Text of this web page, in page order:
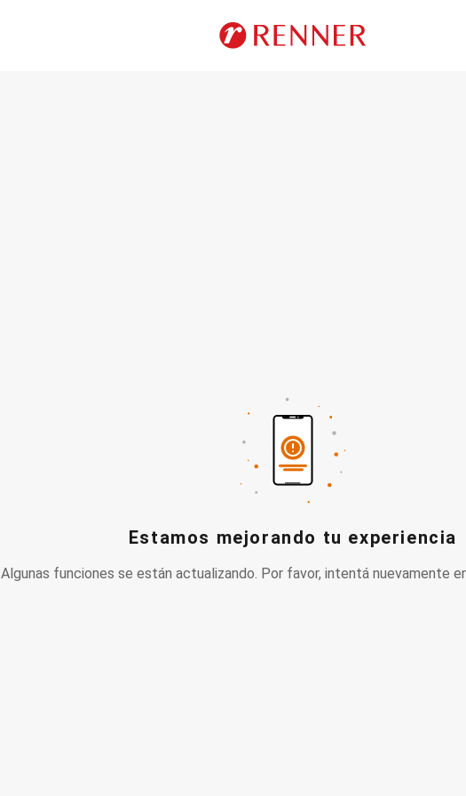
Estamos mejorando tu experiencia
Algunas funciones se están actualizando. Por favor, intentá nuevamente